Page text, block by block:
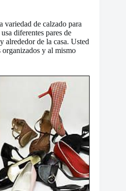
variedad de calzado para
diferentes pares de
alrededor de la casa. Usted
organizados y al mismo